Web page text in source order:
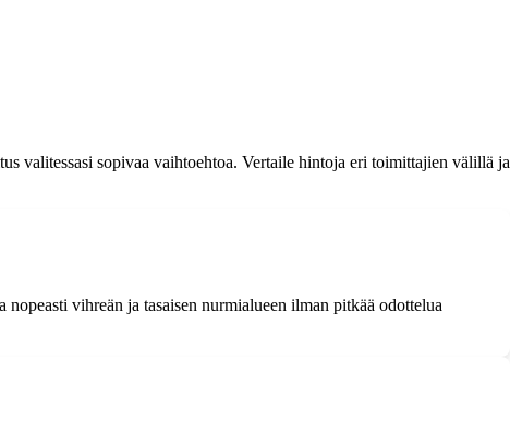
valitessasi sopivaa vaihtoehtoa. Vertaile hintoja eri toimittajien välillä ja
vihreän ja tasaisen nurmialueen ilman pitkää odottelua